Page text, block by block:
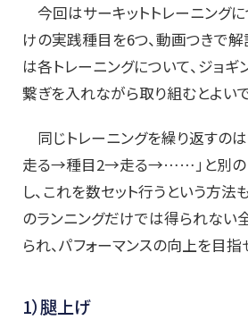
今回はサーキットトレーニングに
けの実践種目を6つ、動画つきで解
は各トレーニングについて、ジョギ
繋ぎを入れながら取り組むとよいで
同じトレーニングを繰り返すの
走る→種目2→走る→……」と別の
し、これを数セット行うという方法
のランニングだけでは得られない
られ、パフォーマンスの向上を目指
1）腿上げ